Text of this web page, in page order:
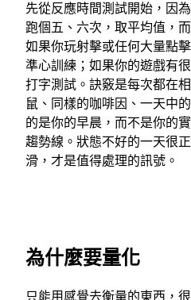
先從反應時間測試開始，因
跑個五、六次，取平均值，
如果你玩射擊或任何大量點
準心訓練；如果你的遊戲有
打字測試。訣竅是每次都在
鼠、同樣的咖啡因、一天中
的是你的早晨，而不是你的
趨勢線。狀態不好的一天很
滑，才是值得處理的訊號。
為什麼要量化
只能用感覺去衡量的東西，